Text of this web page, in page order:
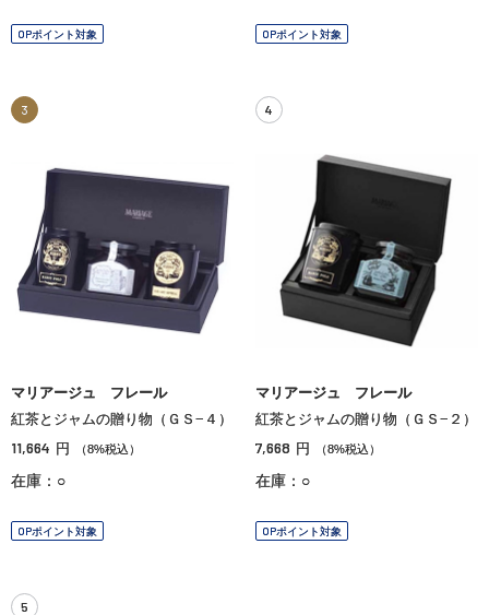
OPポイント対象 OPポイント対象
3
マリアージュ フレール
紅茶とジャムの贈り物（ＧＳ−４）
11,664 円 （8%税込）
在庫：○
OPポイント対象
4
マリアージュ フレール
紅茶とジャムの贈り物（ＧＳ−２）
7,668 円 （8%税込）
在庫：○
OPポイント対象
5